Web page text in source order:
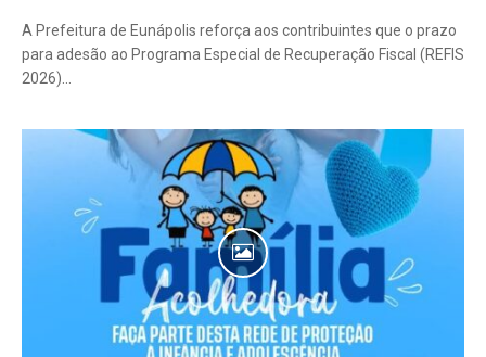
A Prefeitura de Eunápolis reforça aos contribuintes que o prazo
para adesão ao Programa Especial de Recuperação Fiscal (REFIS
2026)…